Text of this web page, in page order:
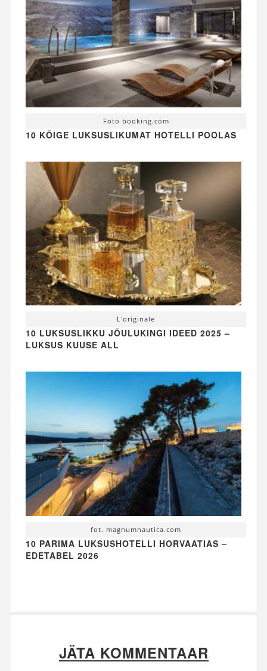
Foto booking.com
10 KÕIGE LUKSUSLIKUMAT HOTELLI POOLAS
L'originale
10 LUKSUSLIKKU JÕULUKINGI IDEED 2025 –
LUKSUS KUUSE ALL
fot. magnumnautica.com
10 PARIMA LUKSUSHOTELLI HORVAATIAS –
EDETABEL 2026
JÄTA KOMMENTAAR